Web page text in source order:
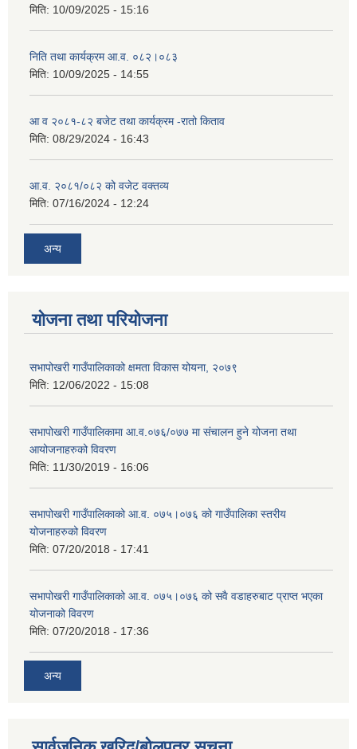
मिति: 10/09/2025 - 15:16
निति तथा कार्यक्रम आ.व. ०८२।०८३
मिति: 10/09/2025 - 14:55
आ व २०८१-८२ बजेट तथा कार्यक्रम -रातो किताव
मिति: 08/29/2024 - 16:43
आ.व. २०८१/०८२ को वजेट वक्तव्य
मिति: 07/16/2024 - 12:24
अन्य
योजना तथा परियोजना
सभापोखरी गाउँपालिकाको क्षमता विकास योयना, २०७९
मिति: 12/06/2022 - 15:08
सभापोखरी गाउँपालिकामा आ.व.०७६/०७७ मा संचालन हुने योजना तथा
आयोजनाहरुको विवरण
मिति: 11/30/2019 - 16:06
सभापोखरी गाउँपालिकाको आ.व. ०७५।०७६ को गाउँपालिका स्तरीय
योजनाहरुको विवरण
मिति: 07/20/2018 - 17:41
सभापोखरी गाउँपालिकाको आ.व. ०७५।०७६ को सवै वडाहरुबाट प्राप्त भएका
योजनाको विवरण
मिति: 07/20/2018 - 17:36
अन्य